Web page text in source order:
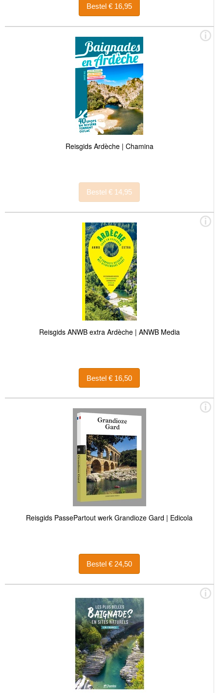
Bestel € 16,95
Reisgids Ardèche | Chamina
Bestel € 14,95
Reisgids ANWB extra Ardèche | ANWB Media
Bestel € 16,50
Reisgids PassePartout werk Grandioze Gard | Edicola
Bestel € 24,50